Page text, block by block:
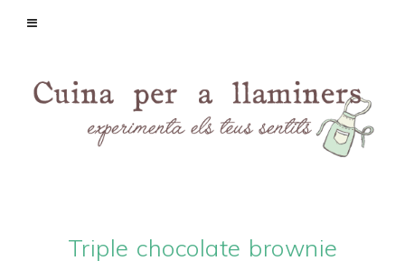
Triple chocolate brownie